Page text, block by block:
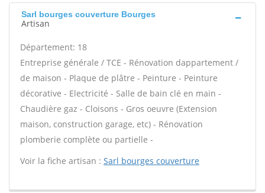
Sarl bourges couverture Bourges
Artisan
Département: 18
Entreprise générale / TCE - Rénovation dappartement /
de maison - Plaque de plâtre - Peinture - Peinture
décorative - Electricité - Salle de bain clé en main -
Chaudière gaz - Cloisons - Gros oeuvre (Extension
maison, construction garage, etc) - Rénovation
plomberie complète ou partielle -
Voir la fiche artisan : Sarl bourges couverture